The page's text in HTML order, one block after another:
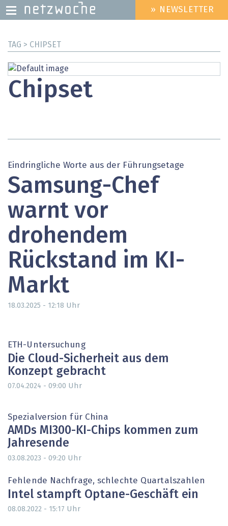
zum
HEADER
MENU
» NEWSLETTER
TAG > CHIPSET
Chipset
Eindringliche Worte aus der Führungsetage
Samsung-Chef
warnt vor
drohendem
Rückstand im KI-
Markt
18.03.2025 - 12:18 Uhr
ETH-Untersuchung
Die Cloud-Sicherheit aus dem
Konzept gebracht
07.04.2024 - 09:00 Uhr
Spezialversion für China
AMDs MI300-KI-Chips kommen zum
Jahresende
03.08.2023 - 09:20 Uhr
Fehlende Nachfrage, schlechte Quartalszahlen
Intel stampft Optane-Geschäft ein
08.08.2022 - 15:17 Uhr